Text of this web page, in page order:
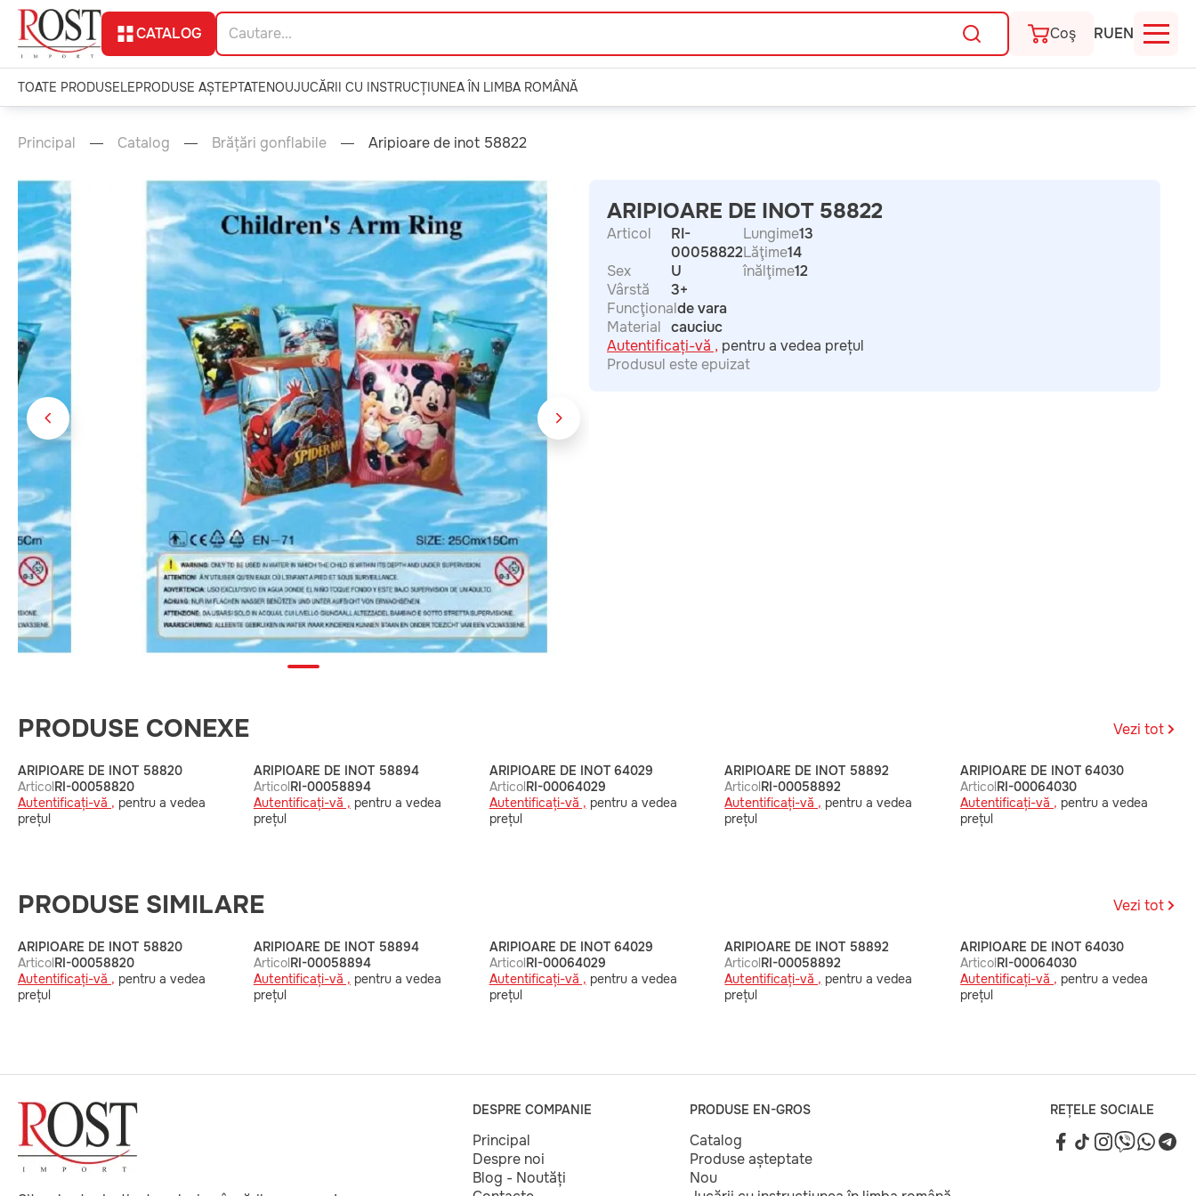
CATALOG Coş RUEN
TOATE PRODUSELEPRODUSE AȘTEPTATENOUJUCĂRII CU INSTRUCȚIUNEA ÎN LIMBA ROMÂNĂ
Principal Catalog Brățări gonflabile Aripioare de inot 58822
ARIPIOARE DE INOT 58822
Articol
RI-
00058822
Sex
U
Vârstă
3+
Funcţionalde vara
Material cauciuc
Lungime13
Lăţime14
înălţime12
Autentificați-vă , pentru a vedea prețul
Produsul este epuizat
PRODUSE CONEXE Vezi tot
ARIPIOARE DE INOT 58820
ArticolRI-00058820
Autentificați-vă , pentru a vedea
prețul
ARIPIOARE DE INOT 58894
ArticolRI-00058894
Autentificați-vă , pentru a vedea
prețul
ARIPIOARE DE INOT 64029
ArticolRI-00064029
Autentificați-vă , pentru a vedea
prețul
ARIPIOARE DE INOT 58892
ArticolRI-00058892
Autentificați-vă , pentru a vedea
prețul
ARIPIOARE DE INOT 64030
ArticolRI-00064030
Autentificați-vă , pentru a vedea
prețul
PRODUSE SIMILARE Vezi tot
ARIPIOARE DE INOT 58820
ArticolRI-00058820
Autentificați-vă , pentru a vedea
prețul
ARIPIOARE DE INOT 58894
ArticolRI-00058894
Autentificați-vă , pentru a vedea
prețul
ARIPIOARE DE INOT 64029
ArticolRI-00064029
Autentificați-vă , pentru a vedea
prețul
ARIPIOARE DE INOT 58892
ArticolRI-00058892
Autentificați-vă , pentru a vedea
prețul
ARIPIOARE DE INOT 64030
ArticolRI-00064030
Autentificați-vă , pentru a vedea
prețul
DESPRE COMPANIE
Principal
Despre noi
Blog - Noutăți
PRODUSE EN-GROS
Catalog
Produse așteptate
Nou
REȚELE SOCIALE